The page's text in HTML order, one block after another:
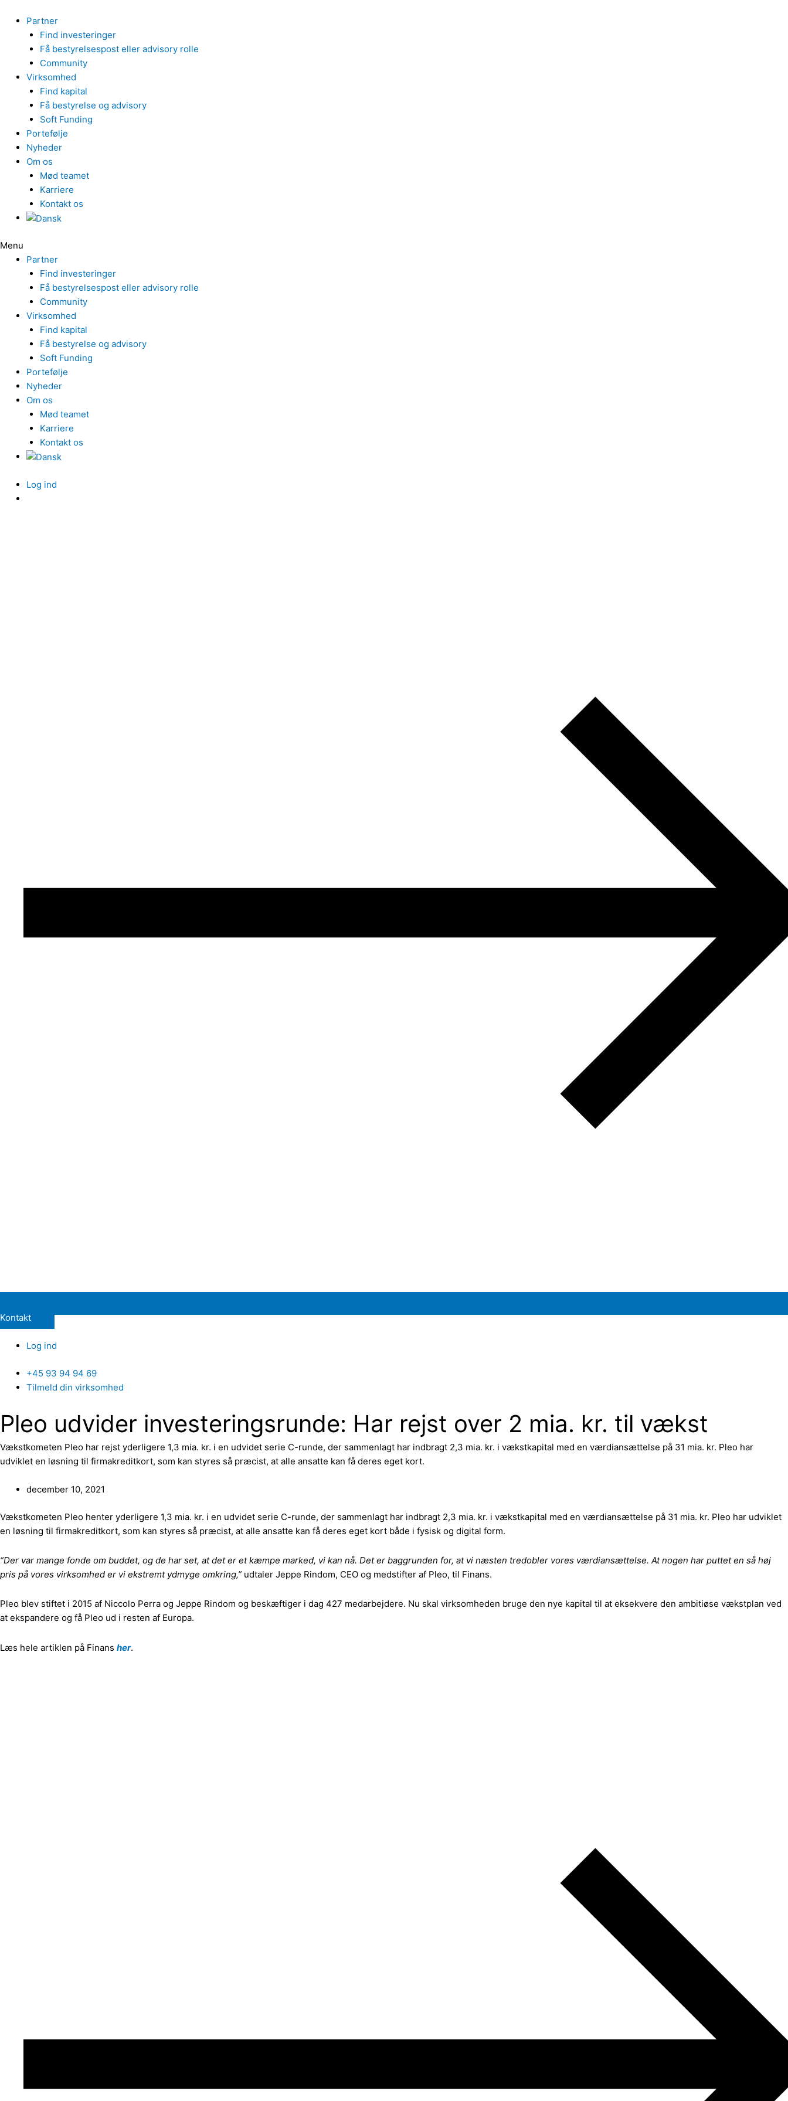
indholdet
Partner
Find investeringer
Få bestyrelsespost eller advisory rolle
Community
Virksomhed
Find kapital
Få bestyrelse og advisory
Soft Funding
Portefølje
Nyheder
Om os
Mød teamet
Karriere
Kontakt os
Menu
Partner
Find investeringer
Få bestyrelsespost eller advisory rolle
Community
Virksomhed
Find kapital
Få bestyrelse og advisory
Soft Funding
Portefølje
Nyheder
Om os
Mød teamet
Karriere
Kontakt os
Log ind
Kontakt
Log ind
+45 93 94 94 69
Tilmeld din virksomhed
Pleo udvider investeringsrunde: Har rejst over 2 mia. kr. til vækst
Vækstkometen Pleo har rejst yderligere 1,3 mia. kr. i en udvidet serie C-runde, der sammenlagt har indbragt 2,3 mia. kr. i vækstkapital med en værdiansættelse på 31 mia. kr. Pleo har
udviklet en løsning til firmakreditkort, som kan styres så præcist, at alle ansatte kan få deres eget kort.
december 10, 2021
Vækstkometen Pleo henter yderligere 1,3 mia. kr. i en udvidet serie C-runde, der sammenlagt har indbragt 2,3 mia. kr. i vækstkapital med en værdiansættelse på 31 mia. kr. Pleo har udviklet
en løsning til firmakreditkort, som kan styres så præcist, at alle ansatte kan få deres eget kort både i fysisk og digital form.
“Der var mange fonde om buddet, og de har set, at det er et kæmpe marked, vi kan nå. Det er baggrunden for, at vi næsten tredobler vores værdiansættelse. At nogen har puttet en så høj
pris på vores virksomhed er vi ekstremt ydmyge omkring,” udtaler Jeppe Rindom, CEO og medstifter af Pleo, til Finans.
Pleo blev stiftet i 2015 af Niccolo Perra og Jeppe Rindom og beskæftiger i dag 427 medarbejdere. Nu skal virksomheden bruge den nye kapital til at eksekvere den ambitiøse vækstplan ved
at ekspandere og få Pleo ud i resten af Europa.
Læs hele artiklen på Finans her.